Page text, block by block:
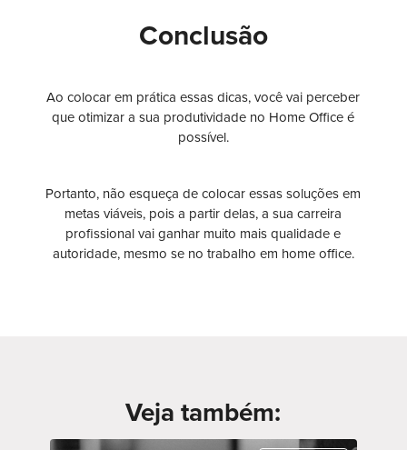
Conclusão
Ao colocar em prática essas dicas, você vai perceber
que otimizar a sua produtividade no Home Office é
possível.
Portanto, não esqueça de colocar essas soluções em
metas viáveis, pois a partir delas, a sua carreira
profissional vai ganhar muito mais qualidade e
autoridade, mesmo se no trabalho em home office.
Veja também: